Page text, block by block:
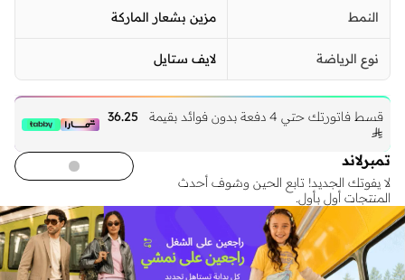
النمط مزين بشعار الماركة
نوع الرياضة لايف ستايل
قسط فاتورتك حتي 4 دفعة بدون فوائد بقيمة
36.25

تمبرلاند
لا يفوتك الجديد! تابع الحين وشوف أحدث
المنتجات أول بأول.